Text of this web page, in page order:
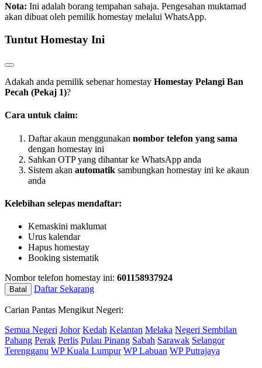
Nota: Ini adalah borang tempahan sahaja. Pengesahan muktamad
akan dibuat oleh pemilik homestay melalui WhatsApp.
Tuntut Homestay Ini
Adakah anda pemilik sebenar homestay Homestay Pelangi Ban
Pecah (Pekaj 1)?
Cara untuk claim:
Daftar akaun menggunakan nombor telefon yang sama
dengan homestay ini
Sahkan OTP yang dihantar ke WhatsApp anda
Sistem akan automatik sambungkan homestay ini ke akaun
anda
Kelebihan selepas mendaftar:
Kemaskini maklumat
Urus kalendar
Hapus homestay
Booking sistematik
Nombor telefon homestay ini: 601158937924
Batal Daftar Sekarang
Carian Pantas Mengikut Negeri:
Semua Negeri Johor Kedah Kelantan Melaka Negeri Sembilan
Pahang Perak Perlis Pulau Pinang Sabah Sarawak Selangor
Terengganu WP Kuala Lumpur WP Labuan WP Putrajaya